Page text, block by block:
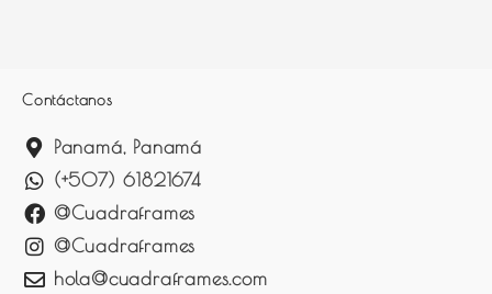
Contáctanos
Panamá, Panamá
(+507) 61821674
@Cuadraframes
@Cuadraframes
hola@cuadraframes.com